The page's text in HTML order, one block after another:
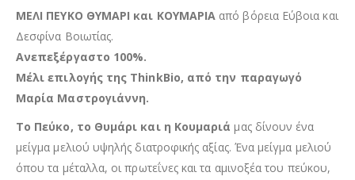
ΜΕΛΙ ΠΕΥΚΟ ΘΥΜΑΡΙ και ΚΟΥΜΑΡΙΑ από βόρεια Εύβοια και
Δεσφίνα Βοιωτίας.
Ανεπεξέργαστο 100%.
Μέλι επιλογής της ThinkBio, από την παραγωγό
Μαρία Μαστρογιάννη.
Το Πεύκο, το Θυμάρι και η Κουμαριά μας δίνουν ένα
μείγμα μελιού υψηλής διατροφικής αξίας. Ένα μείγμα μελιού
όπου τα μέταλλα, οι πρωτεΐνες και τα αμινοξέα του πεύκου,